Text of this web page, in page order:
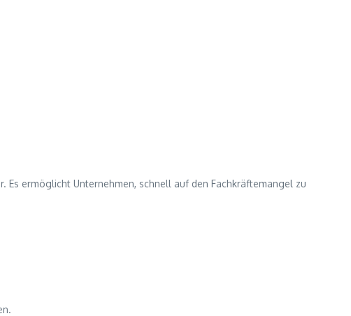
ermöglicht Unternehmen, schnell auf den Fachkräftemangel zu